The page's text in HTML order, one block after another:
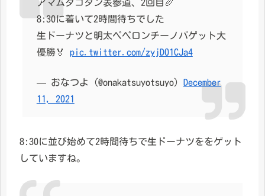
アマムダコタン表参道、2回目🥖
8:30に着いて2時間待ちでした
生ドーナツと明太ペペロンチーノバゲット大
優勝🏅 pic.twitter.com/zyjD01CJa4
— おなつよ (@onakatsuyotsuyo) December
11, 2021
8:30に並び始めて2時間待ちで生ドーナツををゲット
していますね。